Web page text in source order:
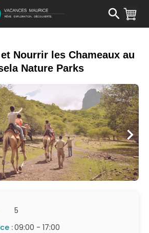
Nourrir les Chameaux au
Nature Parks
5
:09:00 - 17:00